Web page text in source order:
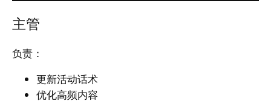
主管
负责：
更新活动话术
优化高频内容